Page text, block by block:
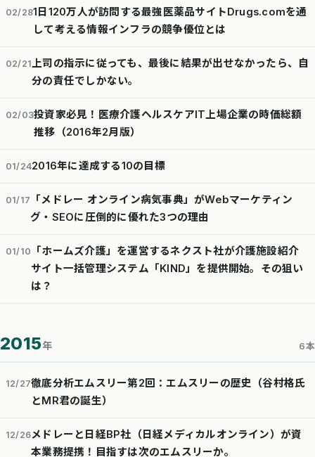
02/281日120万人が訪問する最強医薬品サイトDrugs.comを通
して考える情報インフラの競争優位とは
02/21上司の指示に従っても、最後に結果が出せなかったら、自
分の責任でしかない。
02/03投資家必見！医療介護ヘルスケアIT上場企業の時価総額
推移（2016年2月版）
01/242016年に達成する10の目標
01/17
「メドレー オンライン病気事典」がWebマーケティン
グ・SEOに圧倒的に優れた3つの理由
01/10
「ホームズ介護」を運営するネクスト社が介護施設紹介
サイト一括管理システム「KIND」を提供開始。その狙い
は？
2015年 6本
12/27徹底分析エムスリー第2回：エムスリーの歴史（谷村格氏
とMR君の誕生）
12/26メドレーと日経BP社（日経メディカルオンライン）が資
本業務提携！目指すは次のエムスリーか。